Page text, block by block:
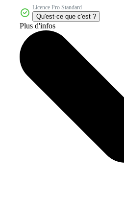
Licence Pro Standard
Qu'est-ce que c'est ?
Plus d'infos